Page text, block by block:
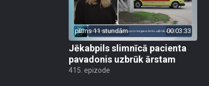
pirms 11 stundām 00:03:33
Jēkabpils slimnīcā pacienta
pavadonis uzbrūk ārstam
415. epizode